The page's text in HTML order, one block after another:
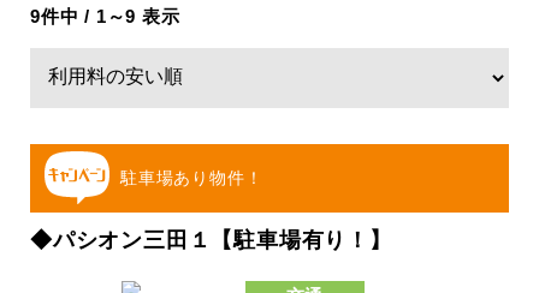
9件中 / 1～9 表示
駐車場あり物件！
◆パシオン三田１【駐車場有り！】